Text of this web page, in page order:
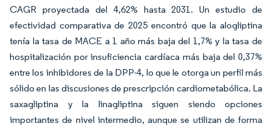
CAGR proyectada del 4,62% hasta 2031. Un estudio de
efectividad comparativa de 2025 encontró que la alogliptina
tenía la tasa de MACE a 1 año más baja del 1,7% y la tasa de
hospitalización por insuficiencia cardíaca más baja del 0,37%
entre los inhibidores de la DPP-4, lo que le otorga un perfil más
sólido en las discusiones de prescripción cardiometabólica. La
saxagliptina y la linagliptina siguen siendo opciones
importantes de nivel intermedio, aunque se utilizan de forma